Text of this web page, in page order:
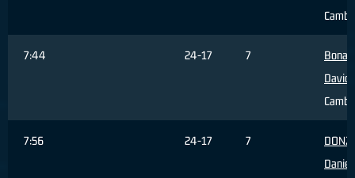
7:44 24-17 7
Davide
7:56 24-17 7
Daniel